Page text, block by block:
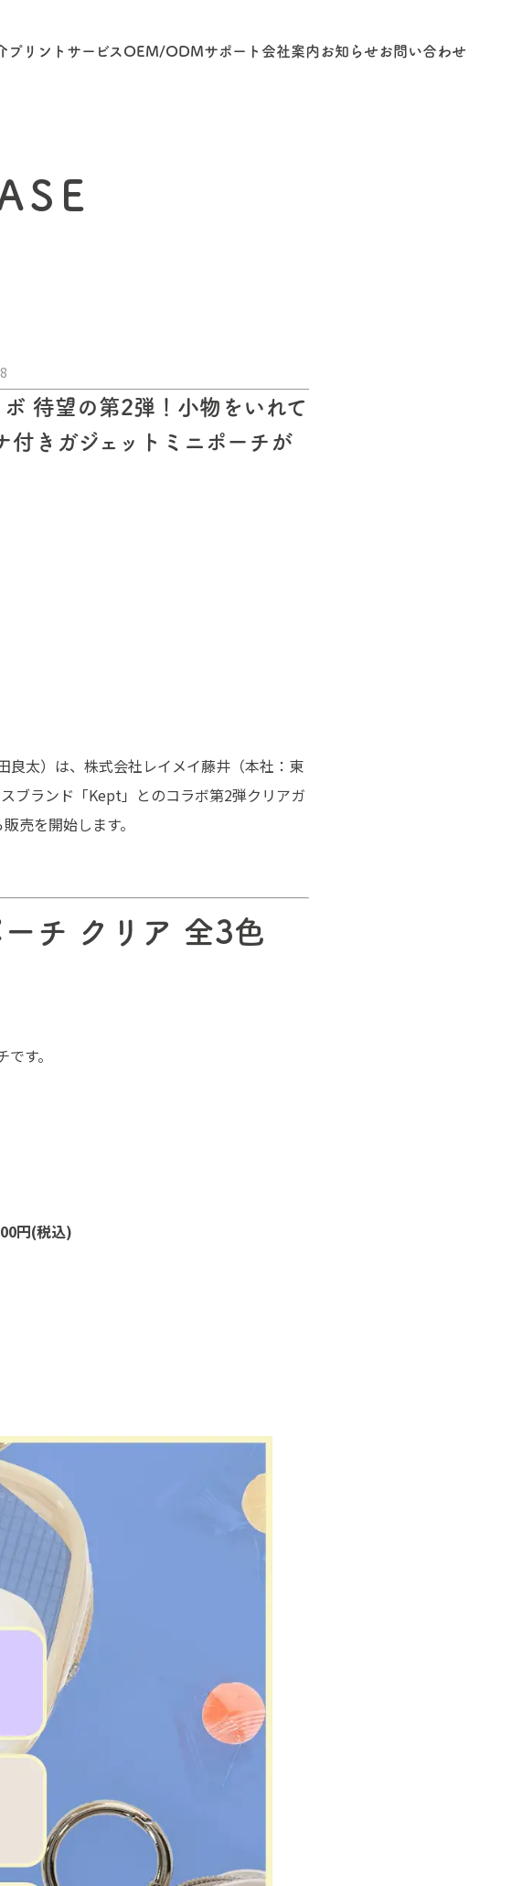
プリントサービス OEM/ODMサポート 会社案内 お知らせお問い合わせ
待望の第2弾！小物をいれて
付きガジェットミニポーチが
良太）は、株式会社レイメイ藤井（本社：東
ブランド「Kept」とのコラボ第2弾クリアガ
売を開始します。
チ クリア 全3色
す。
円(税込)